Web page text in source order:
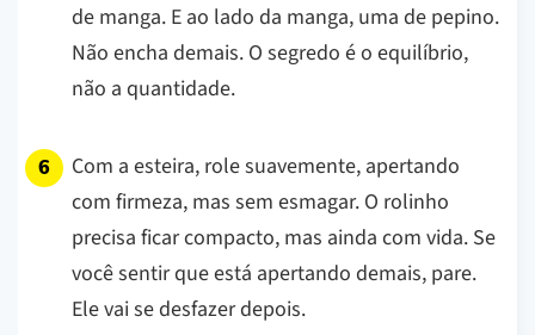
de manga. E ao lado da manga, uma de pepino.
Não encha demais. O segredo é o equilíbrio,
não a quantidade.
Com a esteira, role suavemente, apertando
com firmeza, mas sem esmagar. O rolinho
precisa ficar compacto, mas ainda com vida. Se
você sentir que está apertando demais, pare.
Ele vai se desfazer depois.